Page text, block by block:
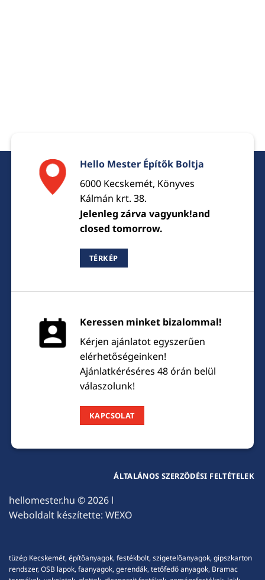
Hello Mester Építők Boltja
6000 Kecskemét, Könyves
Kálmán krt. 38.
Jelenleg zárva vagyunk!and
closed tomorrow.
TÉRKÉP
Keressen minket bizalommal!
Kérjen ajánlatot egyszerűen
elérhetőségeinken!
Ajánlatkéréséres 48 órán belül
válaszolunk!
KAPCSOLAT
hellomester.hu © 2026 l
Weboldalt készítette: WEXO
ÁLTALÁNOS SZERZŐDÉSI FELTÉTELEK
tüzép Kecskemét, építőanyagok, festékbolt, szigetelőanyagok, gipszkarton
rendszer, OSB lapok, faanyagok, gerendák, tetőfedő anyagok, Bramac